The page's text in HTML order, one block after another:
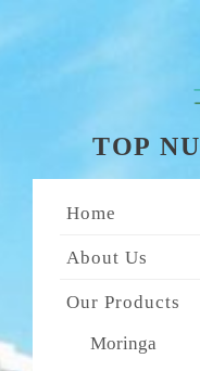
TOP
Home
About Us
Our Products
Moringa